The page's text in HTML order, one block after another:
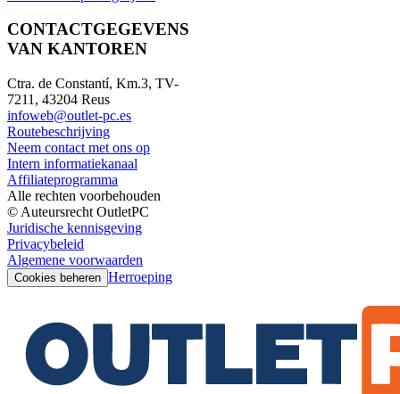
CONTACTGEGEVENS
VAN KANTOREN
Ctra. de Constantí, Km.3, TV-
7211, 43204 Reus
infoweb@outlet-pc.es
Routebeschrijving
Neem contact met ons op
Intern informatiekanaal
Affiliateprogramma
Alle rechten voorbehouden
© Auteursrecht OutletPC
Juridische kennisgeving
Privacybeleid
Algemene voorwaarden
Cookies beheren Herroeping